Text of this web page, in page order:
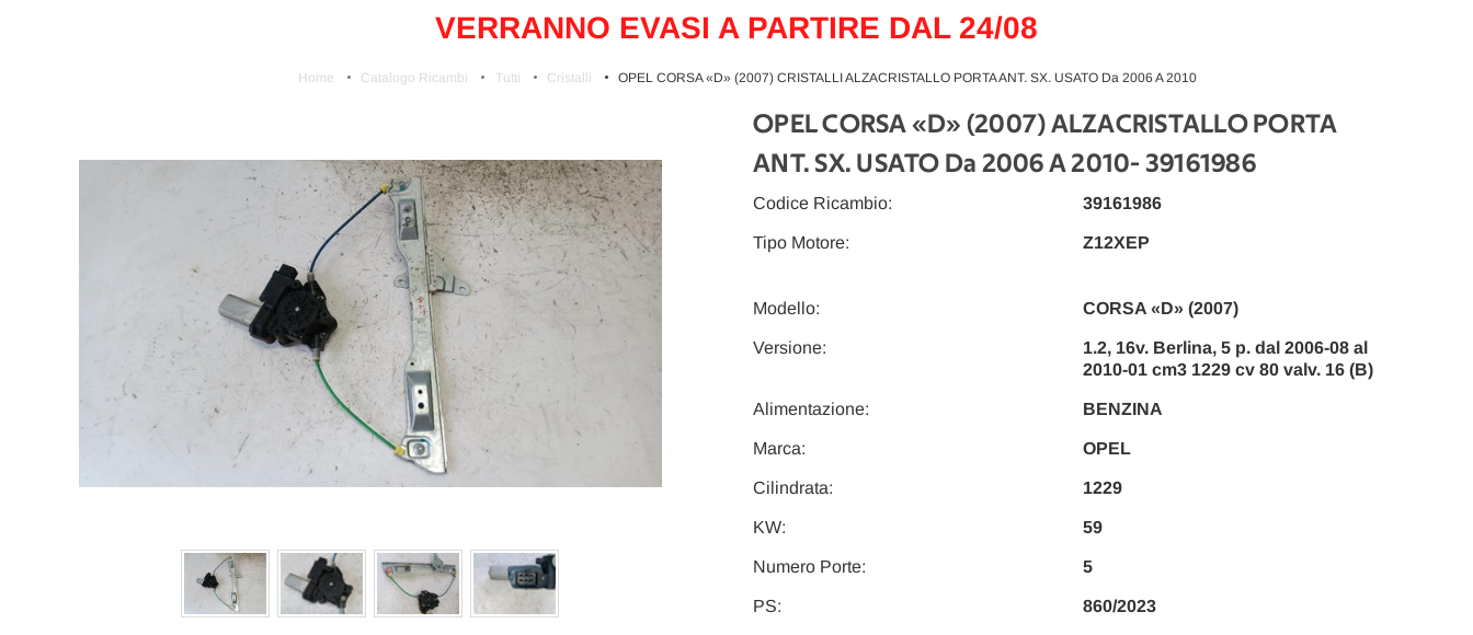
VERRANNO EVASI A PARTIRE DAL 24/08
Home Catalogo Ricambi Tutti Cristalli OPEL CORSA «D» (2007) CRISTALLI ALZACRISTALLO PORTA ANT. SX. USATO Da 2006 A 2010
OPEL CORSA «D» (2007) ALZACRISTALLO PORTA
ANT. SX. USATO Da 2006 A 2010- 39161986
Modello: CORSA «D» (2007)
Versione:
1.2, 16v. Berlina, 5 p. dal 2006-08 al
2010-01 cm3 1229 cv 80 valv. 16 (B)
Codice Ricambio: 39161986
Cilindrata: 1229
Alimentazione: BENZINA
Tipo Motore: Z12XEP
Marca: OPEL
KW: 59
Numero Porte: 5
PS: 860/2023